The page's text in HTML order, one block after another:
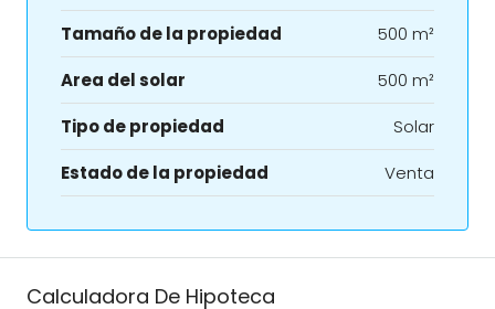
Tamaño de la propiedad
500 m²
Area del solar
500 m²
Tipo de propiedad
Solar
Estado de la propiedad
Venta
Calculadora De Hipoteca